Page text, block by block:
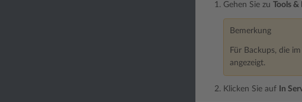
Gehen Sie zu Tools
Bemerkung
Für Backups, die
angezeigt.
Klicken Sie auf In